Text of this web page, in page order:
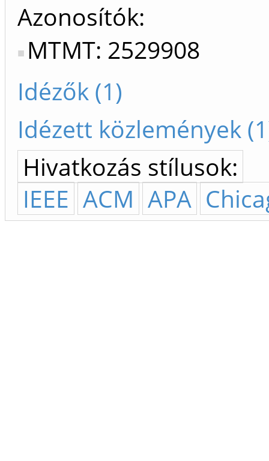
Azonosítók
MTMT: 2529908
Idézők (1)
Idézett közlemények
Hivatkozás stílusok:
IEEE ACM APA